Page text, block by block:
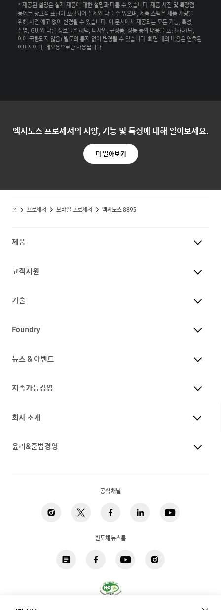
* 제공된 설명은 실제 제품에 대한 설명과 다를 수 있습니다. 제품 사진 및 특장점
등에는 광고적 표현이 포함되어 실제와 다를 수 있으며, 제품 스펙은 제품 개량을
위해 사전 예고 없이 변경될 수 있습니다. 이 문서에서 제공되는 모든 기능, 특성,
설명, GUI와 다른 정보들은 혜택, 디자인, 구성품, 성능 등의 내용을 포함하며(단,
이에 국한되지 않음) 별도의 통지 없이 변경될 수 있습니다. 화면 내의 내용은 연출된
이미지이며, 데모용으로만 사용됩니다.
엑시노스 프로세서의 사양, 기능 및 특징에 대해 알아보세요.
더 알아보기
홈 프로세서 모바일 프로세서 엑시노스 8895
제품
고객지원
기술
Foundry
뉴스 & 이벤트
지속가능경영
회사 소개
윤리&준법경영
공식 채널
반도체 뉴스룸